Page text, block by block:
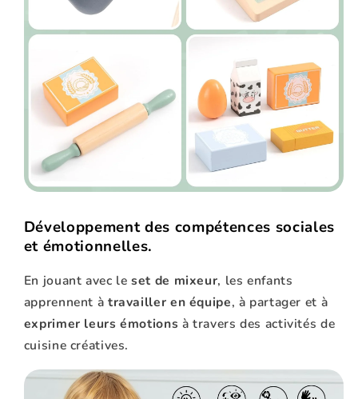
Développement des compétences sociales
et émotionnelles.
En jouant avec leset de mixeur, les enfants
apprennent à travailler en équipe, à partager et à
exprimer leurs émotions à travers des activités de
cuisine créatives.